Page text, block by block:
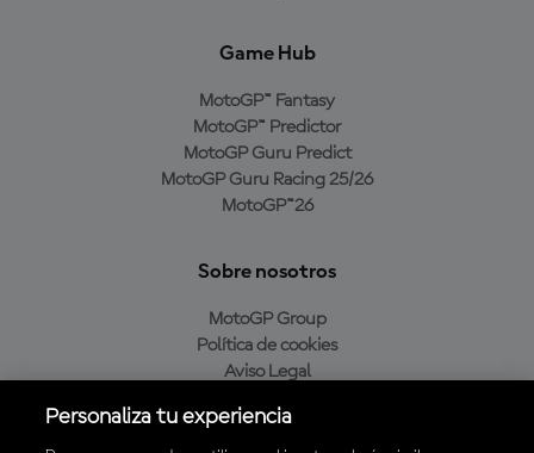
Game Hub
MotoGP™ Fantasy
MotoGP™ Predictor
MotoGP Guru Predict
MotoGP Guru Racing 25/26
MotoGP™26
Sobre nosotros
MotoGP Group
Política de cookies
Aviso Legal
Política de compra
Personaliza tu experiencia